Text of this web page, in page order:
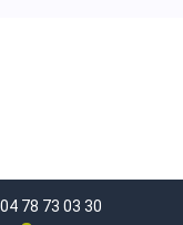
78 73 03 30